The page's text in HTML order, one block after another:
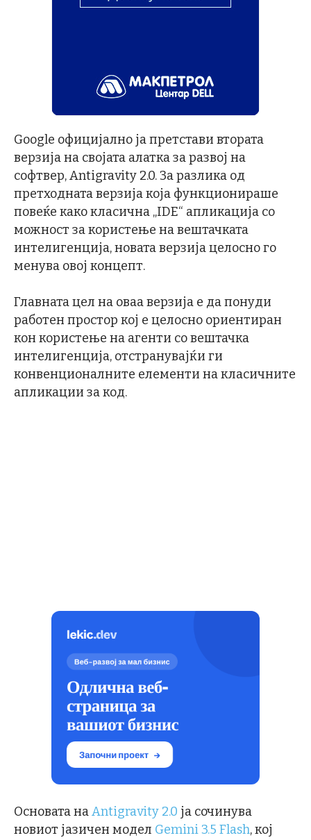
Google официјално ја претстави втората
верзија на својата алатка за развој на
софтвер, Antigravity 2.0. За разлика од
претходната верзија која функционираше
повеќе како класична „IDE“ апликација со
можност за користење на вештачката
интелигенција, новата верзија целосно го
менува овој концепт.
Главната цел на оваа верзија е да понуди
работен простор кој е целосно ориентиран
кон користење на агенти со вештачка
интелигенција, отстранувајќи ги
конвенционалните елементи на класичните
апликации за код.
Основата наAntigravity 2.0 ја сочинува
новиот јазичен модел Gemini 3.5 Flash, кој